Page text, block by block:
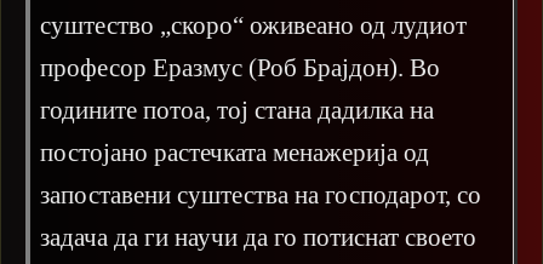
суштество „скоро“ оживеано од лудиот
професор Еразмус (Роб Брајдон). Во
годините потоа, тој стана дадилка на
постојано растечката менажерија од
запоставени суштества на господарот, со
задача да ги научи да го потиснат своето